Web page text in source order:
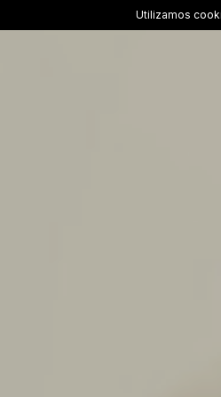
Utilizamos